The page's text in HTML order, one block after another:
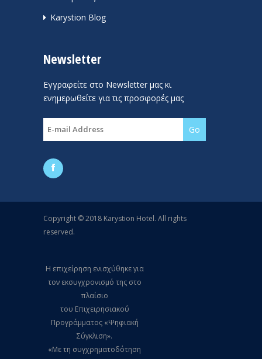
Karystion Blog
Newsletter
Εγγραφείτε στο Newsletter μας κι
ενημερωθείτε για τις προσφορές μας
Copyright © 2018 Karystion Hotel. All rights
reserved.
Η επιχείρηση ενισχύθηκε για
τον εκσυγχρονισμό της στο
πλαίσιο
του Επιχειρησιακού
Προγράμματος «Ψηφιακή
Σύγκλιση».
«Με τη συγχρηματοδότηση